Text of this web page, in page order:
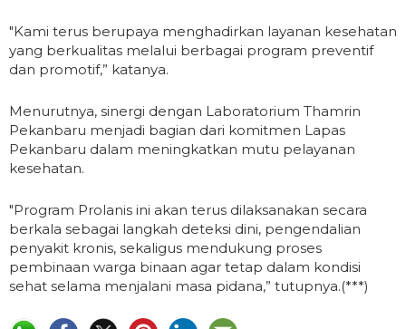
"Kami terus berupaya menghadirkan layanan kesehatan
yang berkualitas melalui berbagai program preventif
dan promotif,” katanya.
Menurutnya, sinergi dengan Laboratorium Thamrin
Pekanbaru menjadi bagian dari komitmen Lapas
Pekanbaru dalam meningkatkan mutu pelayanan
kesehatan.
"Program Prolanis ini akan terus dilaksanakan secara
berkala sebagai langkah deteksi dini, pengendalian
penyakit kronis, sekaligus mendukung proses
pembinaan warga binaan agar tetap dalam kondisi
sehat selama menjalani masa pidana,” tutupnya.(***)